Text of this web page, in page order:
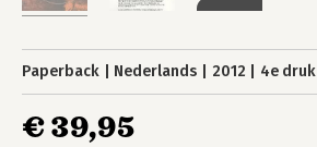
Paperback Nederlands 2012 4e druk
€ 39,95